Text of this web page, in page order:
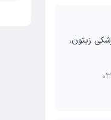
31، مجتمع پزشکی زیتون،